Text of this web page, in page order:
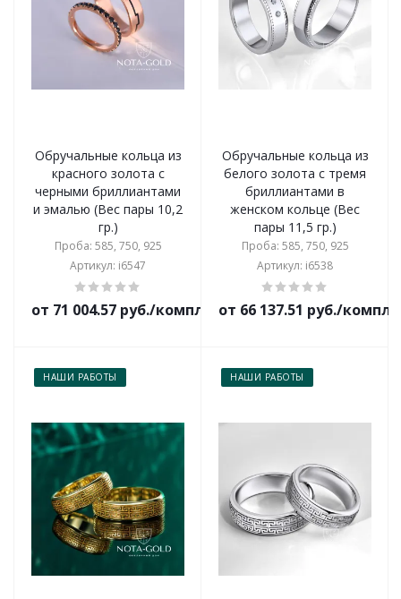
Обручальные кольца из
красного золота с
черными бриллиантами
и эмалью (Вес пары 10,2
гр.)
Проба: 585, 750, 925
Артикул: i6547
от 71 004.57 руб./комплект
Обручальные кольца из
белого золота с тремя
бриллиантами в
женском кольце (Вес
пары 11,5 гр.)
Проба: 585, 750, 925
Артикул: i6538
от 66 137.51 руб./
НАШИ РАБОТЫ НАШИ РАБОТЫ